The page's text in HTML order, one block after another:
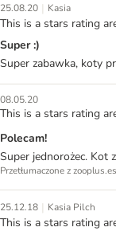
25.08.20 | Kasia
This is a stars rating
Super :)
Super zabawka, koty
08.05.20
This is a stars rating
Polecam!
Super jednorożec. Kot
Przetłumaczone z
25.12.18 | Kasia Pilch
This is a stars rating